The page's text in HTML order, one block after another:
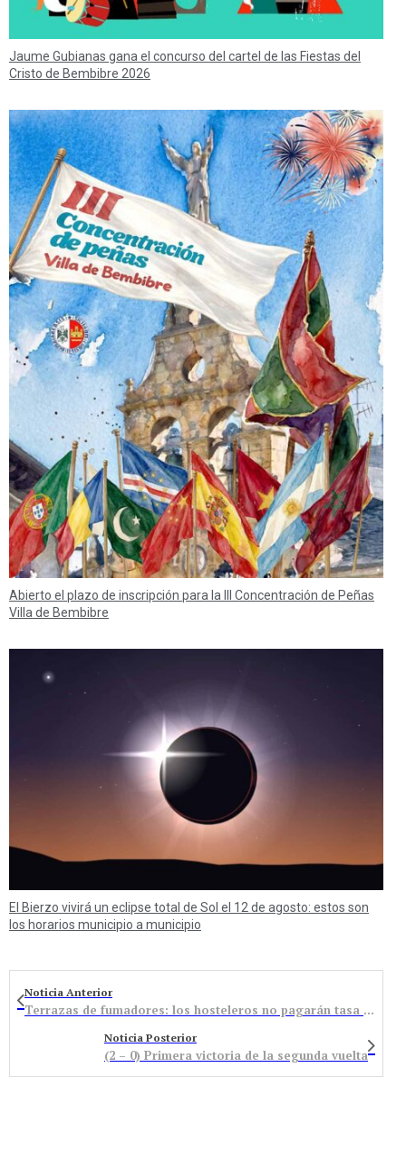
Jaume Gubianas gana el concurso del cartel de las Fiestas del
Cristo de Bembibre 2026
Abierto el plazo de inscripción para la III Concentración de Peñas
Villa de Bembibre
El Bierzo vivirá un eclipse total de Sol el 12 de agosto: estos son
los horarios municipio a municipio
Noticia Anterior
Terrazas de fumadores: los hosteleros no pagarán tasa por las dos primeras mesas
Noticia Posterior
(2 – 0) Primera victoria de la segunda vuelta